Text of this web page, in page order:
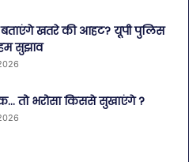
बताएंगे खतरे की आहट? यूपी पुलिस
सुझाव
तो भरोसा किससे सुखाएंगे ?